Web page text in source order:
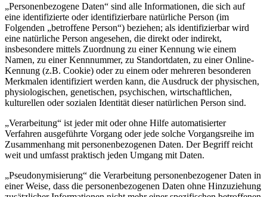
„Personenbezogene Daten“ sind alle Informationen, die sich auf
eine identifizierte oder identifizierbare natürliche Person (im
Folgenden „betroffene Person“) beziehen; als identifizierbar wird
eine natürliche Person angesehen, die direkt oder indirekt,
insbesondere mittels Zuordnung zu einer Kennung wie einem
Namen, zu einer Kennnummer, zu Standortdaten, zu einer Online-
Kennung (z.B. Cookie) oder zu einem oder mehreren besonderen
Merkmalen identifiziert werden kann, die Ausdruck der physischen,
physiologischen, genetischen, psychischen, wirtschaftlichen,
kulturellen oder sozialen Identität dieser natürlichen Person sind.
„Verarbeitung“ ist jeder mit oder ohne Hilfe automatisierter
Verfahren ausgeführte Vorgang oder jede solche Vorgangsreihe im
Zusammenhang mit personenbezogenen Daten. Der Begriff reicht
weit und umfasst praktisch jeden Umgang mit Daten.
„Pseudonymisierung“ die Verarbeitung personenbezogener Daten in
einer Weise, dass die personenbezogenen Daten ohne Hinzuziehung